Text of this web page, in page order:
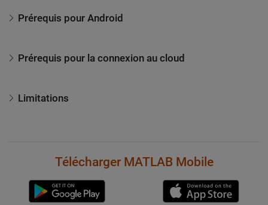
Prérequis pour Android
Prérequis pour la connexion au cloud
Limitations
Télécharger MATLAB Mobile